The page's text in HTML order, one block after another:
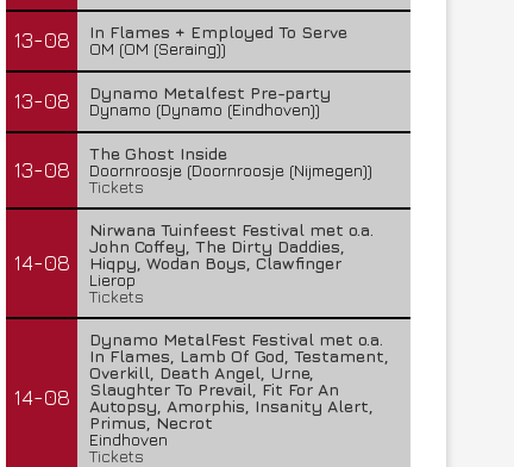
Temic brengt nieuwe single uit
28 juli 2026
13-08
In Flames + Employed To Serve
OM (OM (Seraing))
13-08
Dynamo Metalfest Pre-party
Dynamo (Dynamo (Eindhoven))
13-08
The Ghost Inside
Doornroosje (Doornroosje (Nijmegen))
Tickets
14-08
Nirwana Tuinfeest Festival met o.a.
John Coffey, The Dirty Daddies,
Hiqpy, Wodan Boys, Clawfinger
Lierop
Tickets
14-08
Dynamo MetalFest Festival met o.a.
In Flames, Lamb Of God, Testament,
Overkill, Death Angel, Urne,
Slaughter To Prevail, Fit For An
Autopsy, Amorphis, Insanity Alert,
Primus, Necrot
Eindhoven
Tickets